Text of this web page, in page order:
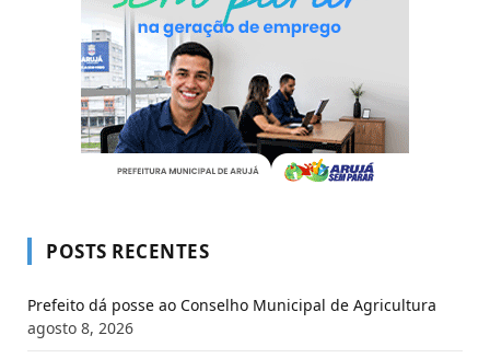
POSTS RECENTES
Prefeito dá posse ao Conselho Municipal de Agricultura
agosto 8, 2026